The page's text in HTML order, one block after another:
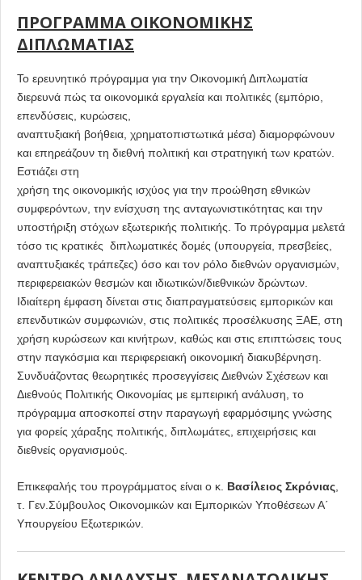
ΠΡΟΓΡΑΜΜΑ ΟΙΚΟΝΟΜΙΚΗΣ
ΔΙΠΛΩΜΑΤΙΑΣ
Το ερευνητικό πρόγραμμα για την Οικονομική Διπλωματία
διερευνά πώς τα οικονομικά εργαλεία και πολιτικές (εμπόριο,
επενδύσεις, κυρώσεις,
αναπτυξιακή βοήθεια, χρηματοπιστωτικά μέσα) διαμορφώνουν
και επηρεάζουν τη διεθνή πολιτική και στρατηγική των κρατών.
Εστιάζει στη
χρήση της οικονομικής ισχύος για την προώθηση εθνικών
συμφερόντων, την ενίσχυση της ανταγωνιστικότητας και την
υποστήριξη στόχων εξωτερικής πολιτικής. Το πρόγραμμα μελετά
τόσο τις κρατικές διπλωματικές δομές (υπουργεία, πρεσβείες,
αναπτυξιακές τράπεζες) όσο και τον ρόλο διεθνών οργανισμών,
περιφερειακών θεσμών και ιδιωτικών/διεθνικών δρώντων.
Ιδιαίτερη έμφαση δίνεται στις διαπραγματεύσεις εμπορικών και
επενδυτικών συμφωνιών, στις πολιτικές προσέλκυσης ΞΑΕ, στη
χρήση κυρώσεων και κινήτρων, καθώς και στις επιπτώσεις τους
στην παγκόσμια και περιφερειακή οικονομική διακυβέρνηση.
Συνδυάζοντας θεωρητικές προσεγγίσεις Διεθνών Σχέσεων και
Διεθνούς Πολιτικής Οικονομίας με εμπειρική ανάλυση, το
πρόγραμμα αποσκοπεί στην παραγωγή εφαρμόσιμης γνώσης
για φορείς χάραξης πολιτικής, διπλωμάτες, επιχειρήσεις και
διεθνείς οργανισμούς.
Επικεφαλής του προγράμματος είναι ο κ. Βασίλειος Σκρόνιας
τ. Γεν.Σύμβουλος Οικονομικών και Εμπορικών Υποθέσεων Α΄
Υπουργείου Εξωτερικών.